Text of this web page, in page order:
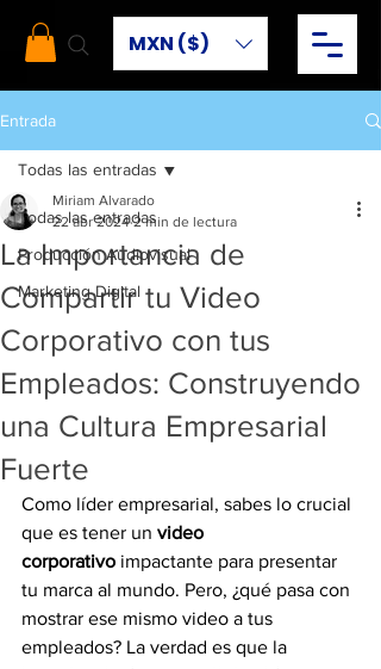
MXN ($)
Entrada
Todas las entradas
Producción Audiovisual
Marketing Digital
Todas las entradas
La Importancia de
Compartir tu Video
Corporativo con tus
Empleados: Construyendo
una Cultura Empresarial
Fuerte
Miriam Alvarado
22 abr 2024 2 min de lectura
Como líder empresarial, sabes lo crucial
que es tener un video
corporativo impactante para presentar
tu marca al mundo. Pero, ¿qué pasa con
mostrar ese mismo video a tus
empleados? La verdad es que la